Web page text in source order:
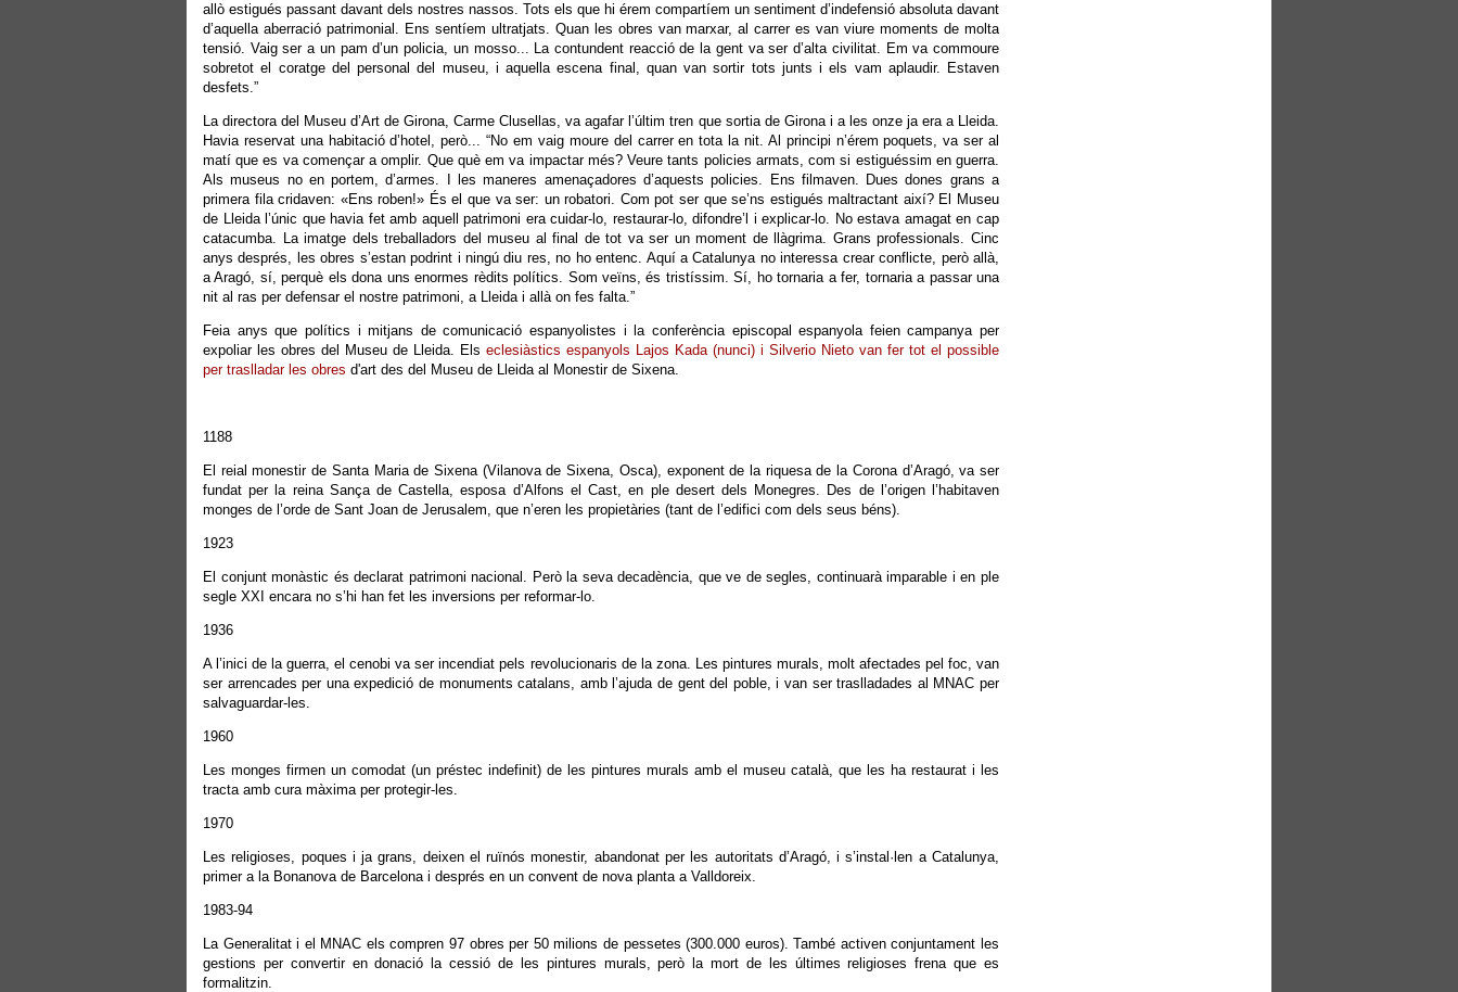
allò estigués passant davant dels nostres nassos. Tots els que hi érem compartíem un sentiment d’indefensió absoluta davant
d’aquella aberració patrimonial. Ens sentíem ultratjats. Quan les obres van marxar, al carrer es van viure moments de molta
tensió. Vaig ser a un pam d’un policia, un mosso... La contundent reacció de la gent va ser d’alta civilitat. Em va commoure
sobretot el coratge del personal del museu, i aquella escena final, quan van sortir tots junts i els vam aplaudir. Estaven
desfets.”
La directora del Museu d’Art de Girona, Carme Clusellas, va agafar l’últim tren que sortia de Girona i a les onze ja era a Lleida.
Havia reservat una habitació d’hotel, però... “No em vaig moure del carrer en tota la nit. Al principi n’érem poquets, va ser al
matí que es va començar a omplir. Que què em va impactar més? Veure tants policies armats, com si estiguéssim en guerra.
Als museus no en portem, d’armes. I les maneres amenaçadores d’aquests policies. Ens filmaven. Dues dones grans a
primera fila cridaven: «Ens roben!» És el que va ser: un robatori. Com pot ser que se’ns estigués maltractant així? El Museu
de Lleida l’únic que havia fet amb aquell patrimoni era cuidar-lo, restaurar-lo, difondre’l i explicar-lo. No estava amagat en cap
catacumba. La imatge dels treballadors del museu al final de tot va ser un moment de llàgrima. Grans professionals. Cinc
anys després, les obres s’estan podrint i ningú diu res, no ho entenc. Aquí a Catalunya no interessa crear conflicte, però allà,
a Aragó, sí, perquè els dona uns enormes rèdits polítics. Som veïns, és tristíssim. Sí, ho tornaria a fer, tornaria a passar una
nit al ras per defensar el nostre patrimoni, a Lleida i allà on fes falta.”
Feia anys que polítics i mitjans de comunicació espanyolistes i la conferència episcopal espanyola feien campanya per
expoliar les obres del Museu de Lleida. Els eclesiàstics espanyols Lajos Kada (nunci) i Silverio Nieto van fer tot el possible
per traslladar les obres d'art des del Museu de Lleida al Monestir de Sixena.
1188
El reial monestir de Santa Maria de Sixena (Vilanova de Sixena, Osca), exponent de la riquesa de la Corona d’Aragó, va ser
fundat per la reina Sança de Castella, esposa d’Alfons el Cast, en ple desert dels Monegres. Des de l’origen l’habitaven
monges de l’orde de Sant Joan de Jerusalem, que n’eren les propietàries (tant de l’edifici com dels seus béns).
1923
El conjunt monàstic és declarat patrimoni nacional. Però la seva decadència, que ve de segles, continuarà imparable i en ple
segle XXI encara no s’hi han fet les inversions per reformar-lo.
1936
A l’inici de la guerra, el cenobi va ser incendiat pels revolucionaris de la zona. Les pintures murals, molt afectades pel foc, van
ser arrencades per una expedició de monuments catalans, amb l’ajuda de gent del poble, i van ser traslladades al MNAC per
salvaguardar-les.
1960
Les monges firmen un comodat (un préstec indefinit) de les pintures murals amb el museu català, que les ha restaurat i les
tracta amb cura màxima per protegir-les.
1970
Les religioses, poques i ja grans, deixen el ruïnós monestir, abandonat per les autoritats d’Aragó, i s’instal·len a Catalunya,
primer a la Bonanova de Barcelona i després en un convent de nova planta a Valldoreix.
1983-94
La Generalitat i el MNAC els compren 97 obres per 50 milions de pessetes (300.000 euros). També activen conjuntament les
gestions per convertir en donació la cessió de les pintures murals, però la mort de les últimes religioses frena que es
formalitzin.